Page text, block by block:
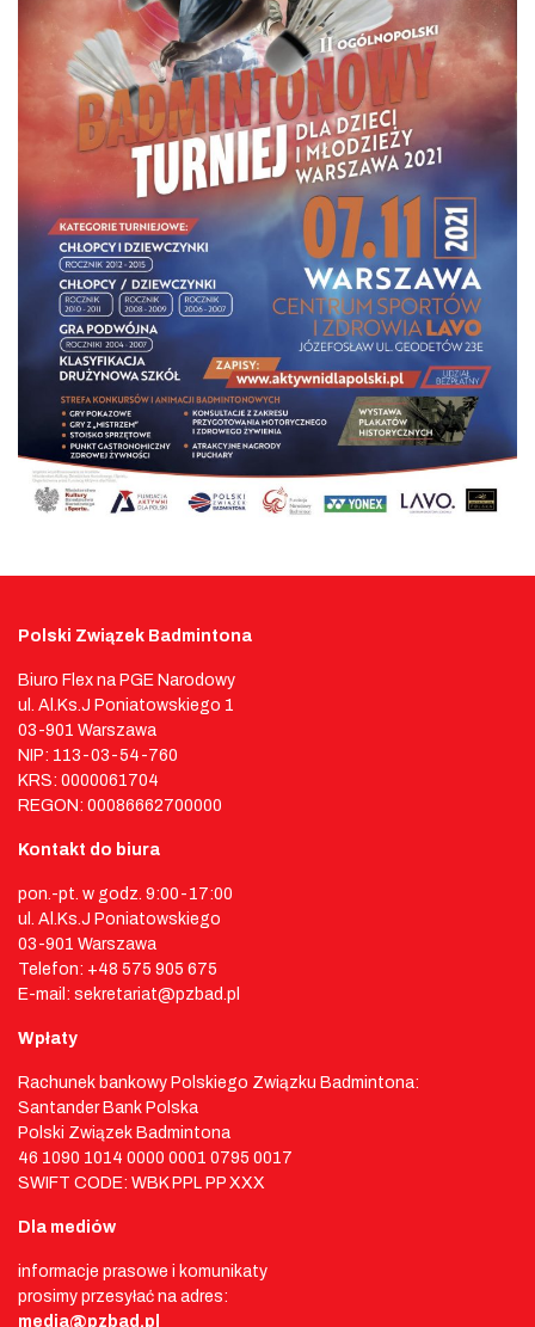
Polski Związek Badmintona
Biuro Flex na PGE Narodowy
ul. Al.Ks.J Poniatowskiego 1
03-901 Warszawa
NIP: 113-03-54-760
KRS: 0000061704
REGON: 00086662700000
Kontakt do biura
pon.-pt. w godz. 9:00-17:00
ul. Al.Ks.J Poniatowskiego
03-901 Warszawa
Telefon: +48 575 905 675
E-mail: sekretariat@pzbad.pl
Wpłaty
Rachunek bankowy Polskiego Związku Badmintona:
Santander Bank Polska
Polski Związek Badmintona
46 1090 1014 0000 0001 0795 0017
SWIFT CODE: WBK PPL PP XXX
Dla mediów
informacje prasowe i komunikaty
prosimy przesyłać na adres:
media@pzbad.pl